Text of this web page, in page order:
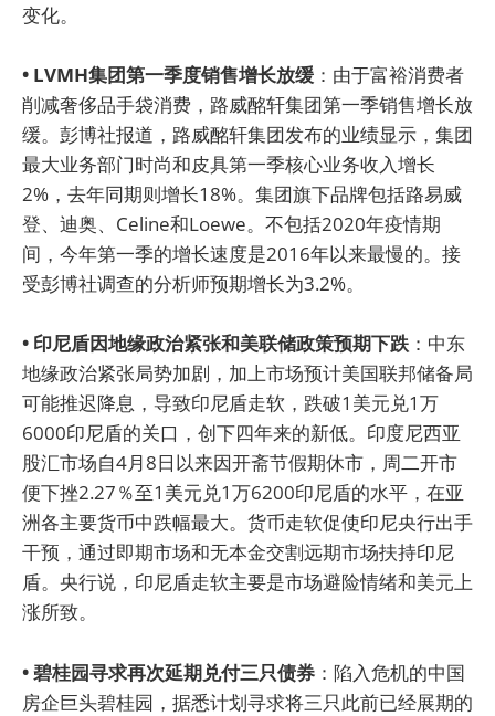
变化。
• LVMH集团第一季度销售增长放缓 ：由于富裕消费者
削减奢侈品手袋消费，路威酩轩集团第一季销售增长放
缓。彭博社报道，路威酩轩集团发布的业绩显示，集团
最大业务部门时尚和皮具第一季核心业务收入增长
2%，去年同期则增长18%。集团旗下品牌包括路易威
登、迪奥、Celine和Loewe。不包括2020年疫情期
间，今年第一季的增长速度是2016年以来最慢的。接
受彭博社调查的分析师预期增长为3.2%。
• 印尼盾因地缘政治紧张和美联储政策预期下跌 ：中东
地缘政治紧张局势加剧，加上市场预计美国联邦储备局
可能推迟降息，导致印尼盾走软，跌破1美元兑1万
6000印尼盾的关口，创下四年来的新低。印度尼西亚
股汇市场自4月8日以来因开斋节假期休市，周二开市
便下挫2.27％至1美元兑1万6200印尼盾的水平，在亚
洲各主要货币中跌幅最大。货币走软促使印尼央行出手
干预，通过即期市场和无本金交割远期市场扶持印尼
盾。央行说，印尼盾走软主要是市场避险情绪和美元上
涨所致。
• 碧桂园寻求再次延期兑付三只债券 ：陷入危机的中国
房企巨头碧桂园，据悉计划寻求将三只此前已经展期的